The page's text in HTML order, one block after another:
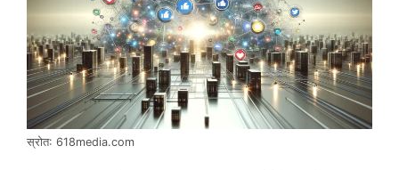
स्रोत: 618media.com